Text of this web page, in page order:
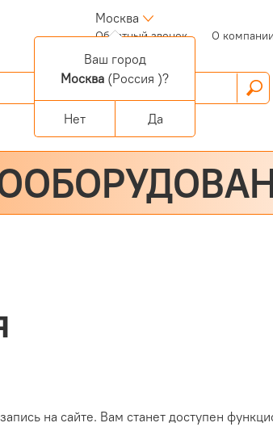
Москва
Обратный звонок(current)О компании
на сайте. Вам станет доступен
Ваш город
Москва (Россия )?
Нет Да